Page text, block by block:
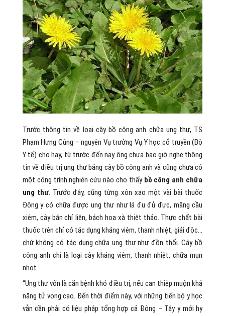
Trước thông tin về loại cây bồ công anh chữa ung thư, TS
Phạm Hưng Củng – nguyên Vụ trưởng Vụ Y học cổ truyền (Bộ
Y tế) cho hay, từ trước đến nay ông chưa bao giờ nghe thông
tin về điều trị ung thư bằng cây bồ công anh và cũng chưa có
một công trình nghiên cứu nào cho thấy bồ công anh chữa
ung thư. Trước đây, cũng từng xôn xao một vài bài thuốc
Đông y có chữa được ung thư như lá đu đủ đực, mãng cầu
xiêm, cây bán chỉ liên, bách hoa xà thiệt thảo. Thực chất bài
thuốc trên chỉ có tác dụng kháng viêm, thanh nhiệt, giải độc…
chứ không có tác dụng chữa ung thư như đồn thổi. Cây bồ
công anh chỉ là loại cây kháng viêm, thanh nhiệt, chữa mụn
nhọt.
“Ung thư vốn là căn bệnh khó điều trị, nếu can thiệp muộn khả
năng tử vong cao. Đến thời điểm này, với những tiến bộ y học
vẫn cần phải có liệu pháp tổng hợp cả Đông – Tây y mới hy